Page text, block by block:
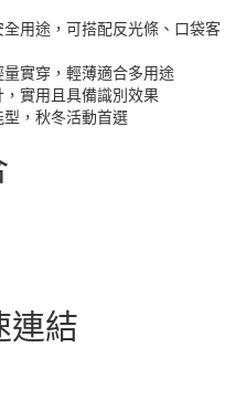
全用途，可搭配反光條、口袋客
量實穿，輕薄適合多用途
實用且具備識別效果
型，秋冬活動首選
連結